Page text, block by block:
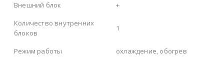
Внешний блок
+
Количество внутренних
блоков
1
Режим работы
охлаждение, обогрев